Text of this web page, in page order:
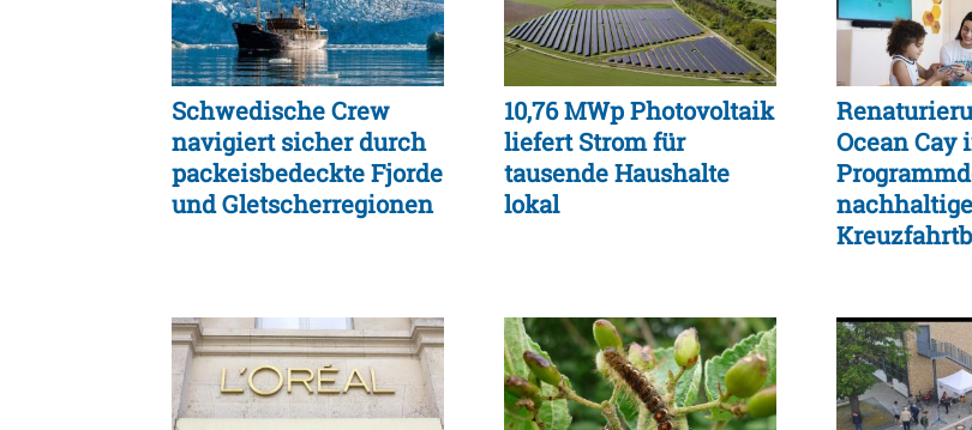
Schwedische Crew
navigiert sicher durch
packeisbedeckte Fjorde
und Gletscherregionen
10,76 MWp Photovoltaik
liefert Strom für
tausende Haushalte
lokal
Ocean
nachhaltige